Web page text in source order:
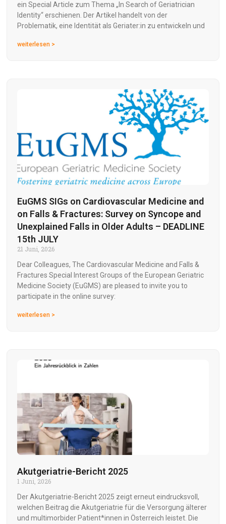
ein Special Article zum Thema „In Search of Geriatrician
Identity“ erschienen. Der Artikel handelt von der
Problematik, eine Identität als Geriater:in zu entwickeln und
weiterlesen >
EuGMS SIGs on Cardiovascular Medicine and
on Falls & Fractures: Survey on Syncope and
Unexplained Falls in Older Adults – DEADLINE
15th JULY
21 Juni, 2026
Dear Colleagues, The Cardiovascular Medicine and Falls &
Fractures Special Interest Groups of the European Geriatric
Medicine Society (EuGMS) are pleased to invite you to
participate in the online survey:
weiterlesen >
Akutgeriatrie-Bericht 2025
1 Juni, 2026
Der Akutgeriatrie-Bericht 2025 zeigt erneut eindrucksvoll,
welchen Beitrag die Akutgeriatrie für die Versorgung älterer
und multimorbider Patient*innen in Österreich leistet. Die